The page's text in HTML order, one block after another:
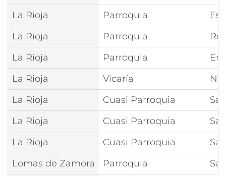
La Rioja
Parroquia
La Rioja
Parroquia
La Rioja
Parroquia
La Rioja
Vicaría
La Rioja
Cuasi Parroquia
La Rioja
Cuasi Parroquia
La Rioja
Cuasi Parroquia
Lomas de Zamora
Parroquia